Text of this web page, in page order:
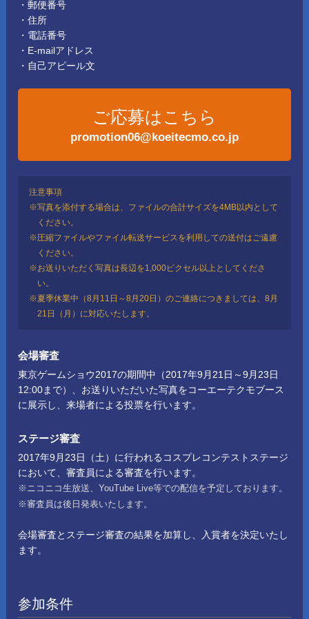
・郵便番号
・住所
・電話番号
・E-mailアドレス
・自己アピール文
ご応募はこちら
promotion06@koeitecmo.co.jp
注意事項
※写真を添付する場合は、ファイルの合計サイズを4MB以内として
ください。
※圧縮ファイルやファイル転送サービスを利用しての送付はご遠慮
ください。
※お送りいただく写真は長辺を1,000ピクセル以上としてくださ
い。
※夏季休業中（8月11日～8月20日）のご連絡につきましては、8月
21日（月）に対応いたします。
会場審査
東京ゲームショウ2017の期間中（2017年9月21日～9月23日
12:00まで）、お送りいただいた写真をコーエーテクモブース
に展示し、来場者による投票を行います。
ステージ審査
2017年9月23日（土）に行われるコスプレコンテストステージ
において、審査員による審査を行います。
※ニコニコ生放送、YouTube Live等での配信を予定しております。
※審査員は後日発表いたします。
会場審査とステージ審査の結果を加算し、入賞者を決定いたし
ます。
参加条件